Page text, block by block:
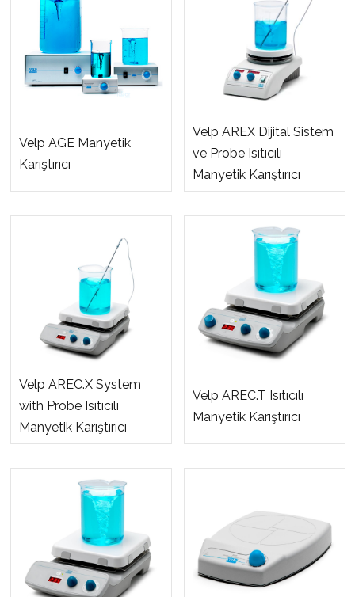
Velp AGE Manyetik
Karıştırıcı
Velp AREX Dijital Sistem
ve Probe Isıtıcılı
Manyetik Karıştırıcı
Velp AREC.X System
with Probe Isıtıcılı
Manyetik Karıştırıcı
Velp AREC.T Isıtıcılı
Manyetik Karıştırıcı